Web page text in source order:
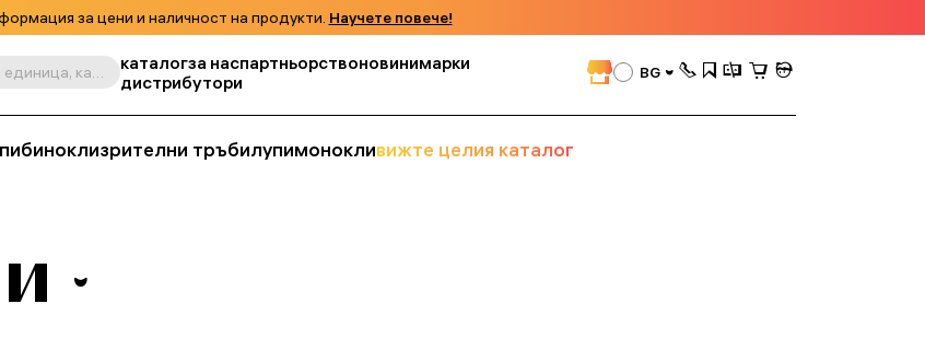
за цени и наличност на продукти. Научете повече!
Търсене по продукт, складова единица, категория и т.н. каталогза наспартньорствоновинимарки
дистрибутори
BG
биноклизрителни тръбилупимонокливижте целия каталог